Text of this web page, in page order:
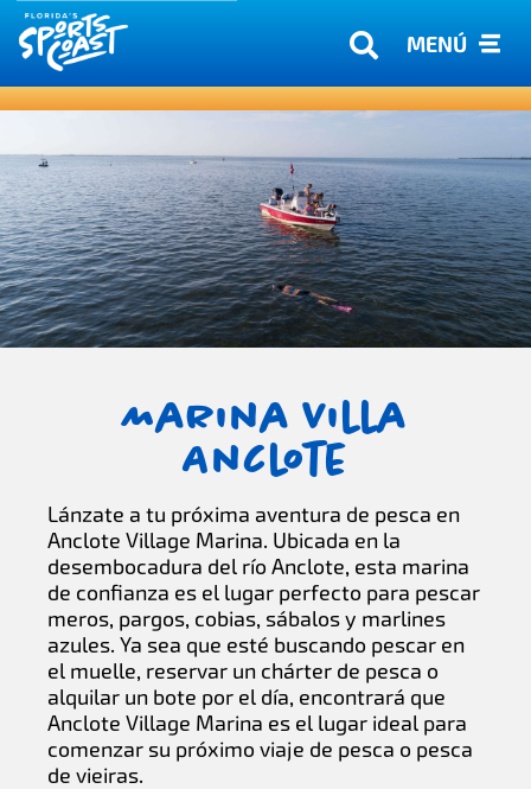
MENÚ
Marina Villa
Anclote
Lánzate a tu próxima aventura de pesca en
Anclote Village Marina. Ubicada en la
desembocadura del río Anclote, esta marina
de confianza es el lugar perfecto para pescar
meros, pargos, cobias, sábalos y marlines
azules. Ya sea que esté buscando pescar en
el muelle, reservar un chárter de pesca o
alquilar un bote por el día, encontrará que
Anclote Village Marina es el lugar ideal para
comenzar su próximo viaje de pesca o pesca
de vieiras.